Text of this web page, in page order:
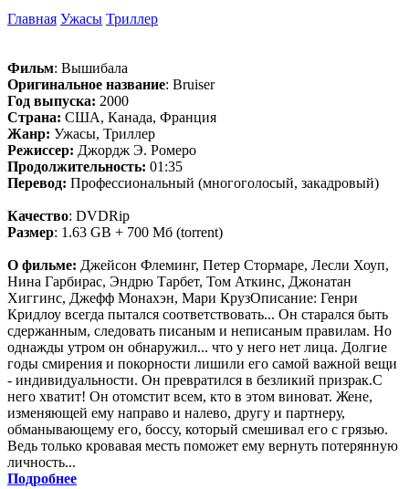
Главная Ужасы Триллер
Фильм: Вышибала
Оригинальное название: Bruiser
Год выпуска: 2000
Страна: США, Канада, Франция
Жанр: Ужасы, Триллер
Режиссер: Джордж Э. Ромеро
Продолжительность: 01:35
Перевод: Профессиональный (многоголосый, закадровый)
Качество: DVDRip
Размер: 1.63 GB + 700 Мб (torrent)
О фильме: Джейсон Флеминг, Петер Стормаре, Лесли Хоуп,
Нина Гарбирас, Эндрю Тарбет, Том Аткинс, Джонатан
Хиггинс, Джефф Монахэн, Мари КрузОписание: Генри
Кридлоу всегда пытался соответствовать... Он старался быть
сдержанным, следовать писаным и неписаным правилам. Но
однажды утром он обнаружил... что у него нет лица. Долгие
годы смирения и покорности лишили его самой важной вещи
- индивидуальности. Он превратился в безликий призрак.С
него хватит! Он отомстит всем, кто в этом виноват. Жене,
изменяющей ему направо и налево, другу и партнеру,
обманывающему его, боссу, который смешивал его с грязью.
Ведь только кровавая месть поможет ему вернуть потерянную
личность...
Подробнее